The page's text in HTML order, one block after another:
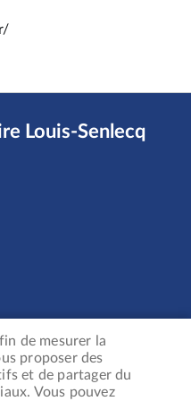
Louis-Senlecq
de mesurer la
proposer des
et de partager du
Vous pouvez